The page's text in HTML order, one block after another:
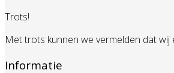
Trots!
Met trots kunnen we vermelden dat
Informatie